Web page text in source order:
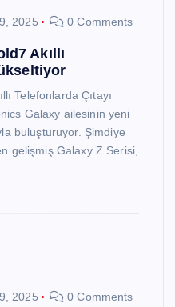
2025 0 Comments
Akıllı
Telefonlarda Çıtayı
Galaxy ailesinin yeni
buluşturuyor. Şimdiye
gelişmiş Galaxy Z Serisi,
2025 0 Comments